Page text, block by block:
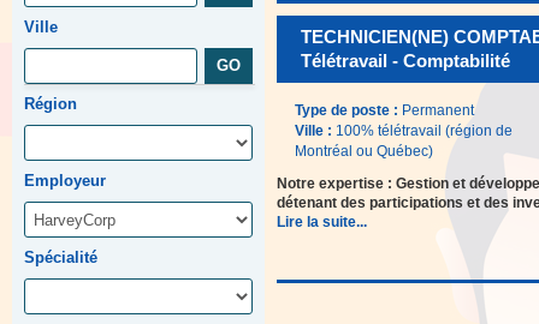
Ville
Région
Employeur
Spécialité
TECHNICIEN(NE)
Télétravail - Comptabilité
Type de poste : Permanent
Ville : 100% télétravail (région de
Montréal ou Québec)
Notre expertise : Gestion et
détenant des participations et des
Lire la suite...